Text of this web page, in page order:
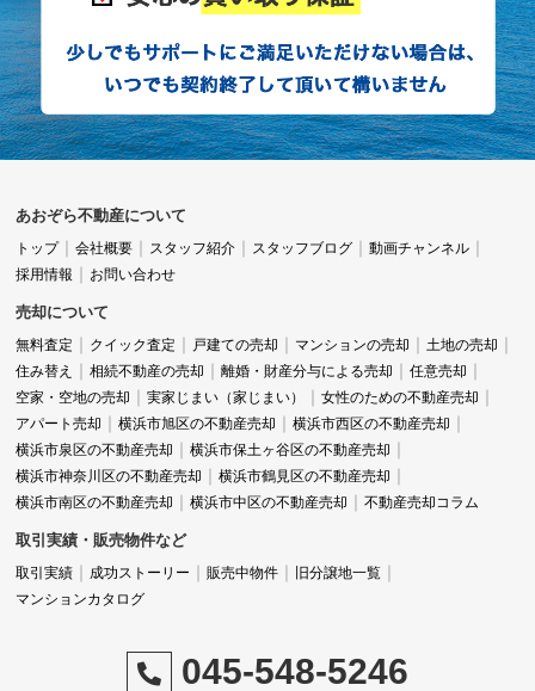
あおぞら不動産について
トップ 会社概要 スタッフ紹介 スタッフブログ
動画チャンネル
採用情報
お問い合わせ
売却について
無料査定 クイック査定 戸建ての売却 マンションの売却
土地の売却
住み替え
相続不動産の売却 離婚・財産分与による売却
任意売却
空家・空地の売却
実家じまい（家じまい）
女性のための不動産売却
アパート売却
横浜市旭区の不動産売却
横浜市西区の不動産売却
横浜市泉区の不動産売却
横浜市保土ヶ谷区の不動産売却
横浜市神奈川区の不動産売却
横浜市鶴見区の不動産売却
横浜市南区の不動産売却
横浜市中区の不動産売却 不動産売却コラム
取引実績・販売物件など
取引実績 成功ストーリー 販売中物件
旧分譲地一覧
マンションカタログ
045-548-5246